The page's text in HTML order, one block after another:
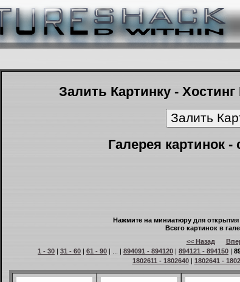
Залить Картинку -
Галерея картинок -
Нажмите на миниатюру для
Всего картинок в
<< Назад
1 - 30 | 31 - 60 | 61 - 90 | ... | 894091 - 894120 | 894121 - 894150 |
1802611 - 1802640| 1802641 -